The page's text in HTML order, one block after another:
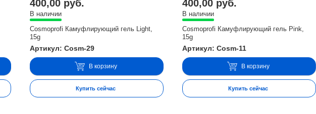
400,00 руб.
В наличии
Cosmoprofi Камуфлирующий гель Light,
15g
Артикул: Cosm-29
В корзину
Купить сейчас
400,00 руб.
В наличии
Cosmoprofi Камуфлирующий гель Pink,
15g
Артикул: Cosm-11
В корзину
Купить сейчас